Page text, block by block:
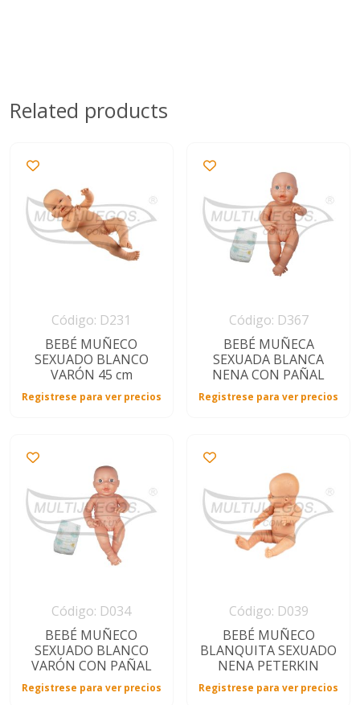
Related products
Código: D231
BEBÉ MUÑECO
SEXUADO BLANCO
VARÓN 45 cm
Registrese para ver precios
Código: D367
BEBÉ MUÑECA
SEXUADA BLANCA
NENA CON PAÑAL
Registrese para ver precios
Código: D034
BEBÉ MUÑECO
SEXUADO BLANCO
VARÓN CON PAÑAL
Registrese para ver precios
Código: D039
BEBÉ MUÑECO
BLANQUITA SEXUADO
NENA PETERKIN
Registrese para ver precios